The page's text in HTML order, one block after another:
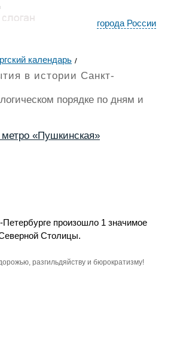
города России
календарь
в истории Санкт-
порядке по дням и
«Пушкинская»
Петербурге произошло 1 значимое
Столицы.
разгильдяйству и бюрократизму!